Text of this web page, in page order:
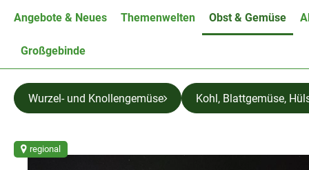
Angebote & Neues Themenwelten Obst & Gemüse
Großgebinde
Wurzel- und Knollengemüse Kohl, Blattgemüse,
regional